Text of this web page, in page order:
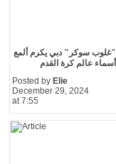
"غلوب سوكر" دبي يكرم ألمع
أسماء عالم كرة القدم
Posted by Elie
December 29, 2024
at 7:55